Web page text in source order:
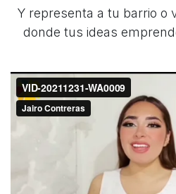
Y representa a tu barrio o
donde tus ideas